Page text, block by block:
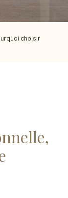
choisir